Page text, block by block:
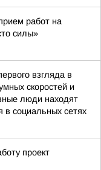
работ на
силы»
взгляда в
скоростей и
люди находят
в социальных сетях
проект